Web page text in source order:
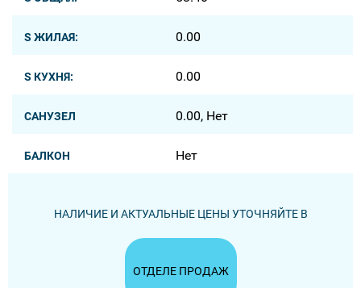
S ЖИЛАЯ: 0.00
S КУХНЯ: 0.00
САНУЗЕЛ 0.00, Нет
БАЛКОН Нет
НАЛИЧИЕ И АКТУАЛЬНЫЕ ЦЕНЫ УТОЧНЯЙТЕ В
ОТДЕЛЕ ПРОДАЖ